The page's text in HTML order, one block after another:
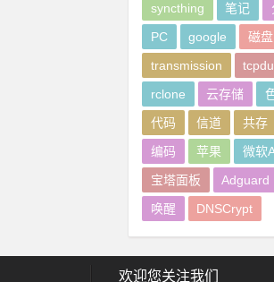
syncthing
笔记
PC
google
磁盘
transmission
rclone
云存储
代码
信道 共存
编码
苹果 微软
宝塔面板
Adguard
唤醒
DNSCrypt
欢迎您关注我们